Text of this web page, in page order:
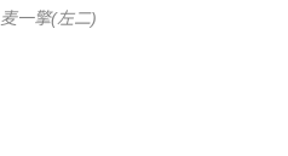
麦一擎(左二)